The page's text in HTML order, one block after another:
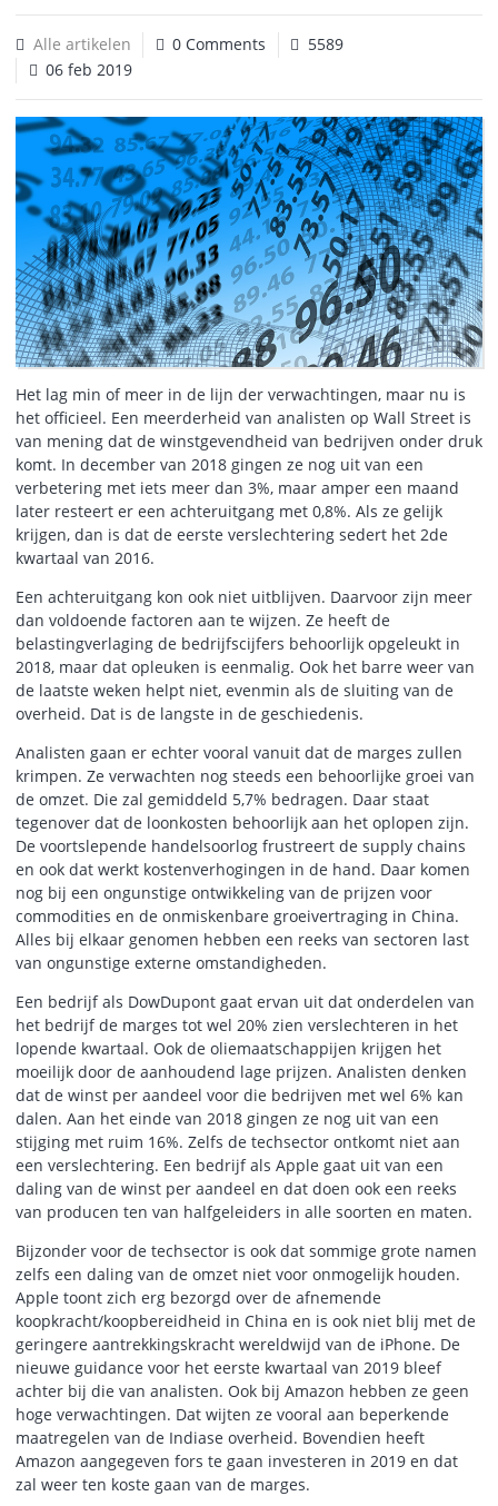
Alle artikelen 0 Comments
5589
06 feb 2019
Het lag min of meer in de lijn der verwachtingen, maar nu is
het officieel. Een meerderheid van analisten op Wall Street is
van mening dat de winstgevendheid van bedrijven onder druk
komt. In december van 2018 gingen ze nog uit van een
verbetering met iets meer dan 3%, maar amper een maand
later resteert er een achteruitgang met 0,8%. Als ze gelijk
krijgen, dan is dat de eerste verslechtering sedert het 2de
kwartaal van 2016.
Een achteruitgang kon ook niet uitblijven. Daarvoor zijn meer
dan voldoende factoren aan te wijzen. Ze heeft de
belastingverlaging de bedrijfscijfers behoorlijk opgeleukt in
2018, maar dat opleuken is eenmalig. Ook het barre weer van
de laatste weken helpt niet, evenmin als de sluiting van de
overheid. Dat is de langste in de geschiedenis.
Analisten gaan er echter vooral vanuit dat de marges zullen
krimpen. Ze verwachten nog steeds een behoorlijke groei van
de omzet. Die zal gemiddeld 5,7% bedragen. Daar staat
tegenover dat de loonkosten behoorlijk aan het oplopen zijn.
De voortslepende handelsoorlog frustreert de supply chains
en ook dat werkt kostenverhogingen in de hand. Daar komen
nog bij een ongunstige ontwikkeling van de prijzen voor
commodities en de onmiskenbare groeivertraging in China.
Alles bij elkaar genomen hebben een reeks van sectoren last
van ongunstige externe omstandigheden.
Een bedrijf als DowDupont gaat ervan uit dat onderdelen van
het bedrijf de marges tot wel 20% zien verslechteren in het
lopende kwartaal. Ook de oliemaatschappijen krijgen het
moeilijk door de aanhoudend lage prijzen. Analisten denken
dat de winst per aandeel voor die bedrijven met wel 6% kan
dalen. Aan het einde van 2018 gingen ze nog uit van een
stijging met ruim 16%. Zelfs de techsector ontkomt niet aan
een verslechtering. Een bedrijf als Apple gaat uit van een
daling van de winst per aandeel en dat doen ook een reeks
van producen ten van halfgeleiders in alle soorten en maten.
Bijzonder voor de techsector is ook dat sommige grote namen
zelfs een daling van de omzet niet voor onmogelijk houden.
Apple toont zich erg bezorgd over de afnemende
koopkracht/koopbereidheid in China en is ook niet blij met de
geringere aantrekkingskracht wereldwijd van de iPhone. De
nieuwe guidance voor het eerste kwartaal van 2019 bleef
achter bij die van analisten. Ook bij Amazon hebben ze geen
hoge verwachtingen. Dat wijten ze vooral aan beperkende
maatregelen van de Indiase overheid. Bovendien heeft
Amazon aangegeven fors te gaan investeren in 2019 en dat
zal weer ten koste gaan van de marges.